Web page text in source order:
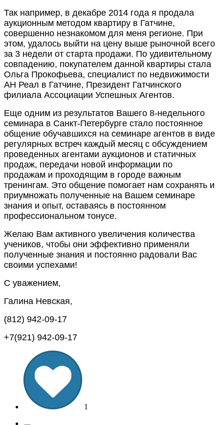
Так например, в декабре 2014 года я продала
аукционным методом квартиру в Гатчине,
совершенно незнакомом для меня регионе. При
этом, удалось выйти на цену выше рыночной всего
за 3 недели от старта продажи. По удивительному
совпадению, покупателем данной квартиры стала
Ольга Прокофьева, специалист по недвижимости
АН Реал в Гатчине, Президент Гатчинского
филиала Ассоциации Успешных Агентов.
Еще одним из результатов Вашего 8-недельного
семинара в Санкт-Петербурге стало постоянное
общение обучавшихся на семинаре агентов в виде
регулярных встреч каждый месяц с обсуждением
проведенных агентами аукционов и статичных
продаж, передачи новой информации по
продажам и проходящим в городе важным
тренингам. Это общение помогает нам сохранять и
приумножать полученные на Вашем семинаре
знания и опыт, оставаясь в постоянном
профессиональном тонусе.
Желаю Вам активного увеличения количества
учеников, чтобы они эффективно применяли
полученные знания и постоянно радовали Вас
своими успехами!
С уважением,
Галина Невская,
(812) 942-09-17
+7(921) 942-09-17
1